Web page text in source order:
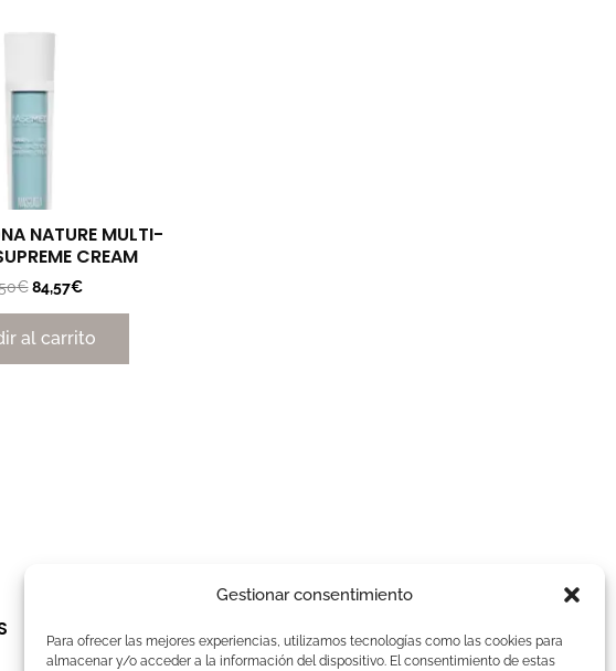
Gestionar consentimiento
Para ofrecer las mejores experiencias, utilizamos tecnologías como las cookies para
almacenar y/o acceder a la información del dispositivo. El consentimiento de estas
NATURE MULTI-
CREAM
€ 84,57€
al carrito
Aviso Legal